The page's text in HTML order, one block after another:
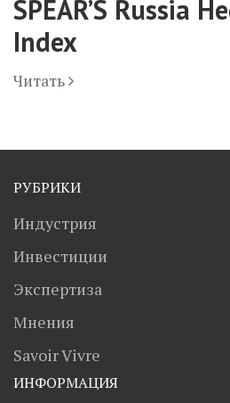
SPEAR’S Russia
Index
Читать
РУБРИКИ
Индустрия
Инвестиции
Экспертиза
Мнения
Savoir Vivre
ИНФОРМАЦИЯ